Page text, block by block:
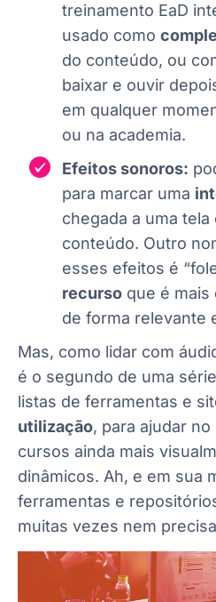
treinamento EaD
usado como
do conteúdo, ou
baixar e ouvir
em qualquer
ou na academia.
Efeitos sonoros:
para marcar uma
chegada a uma
conteúdo. Outro
esses efeitos é
recurso que é mais
de forma relevante
Mas, como lidar com
é o segundo de uma
listas de ferramentas e
utilização, para ajudar
cursos ainda mais
dinâmicos. Ah, e em sua
ferramentas e
muitas vezes nem